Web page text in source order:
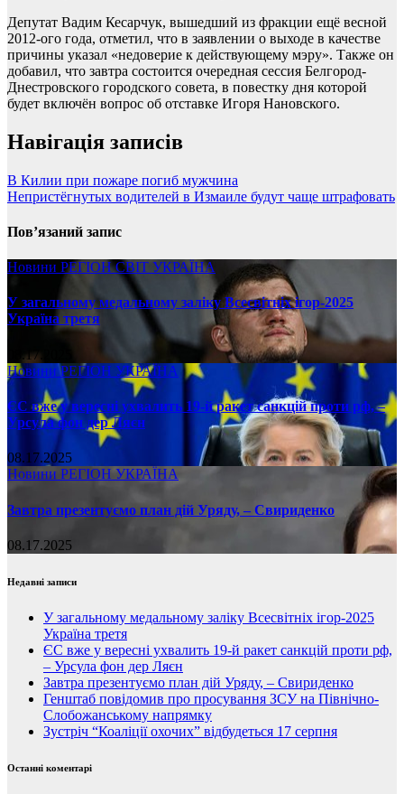
Депутат Вадим Кесарчук, вышедший из фракции ещё весной
2012-ого года, отметил, что в заявлении о выходе в качестве
причины указал «недоверие к действующему мэру». Также он
добавил, что завтра состоится очередная сессия Белгород-
Днестровского городского совета, в повестку дня которой
будет включён вопрос об отставке Игоря Нановского.
Навігація записів
В Килии при пожаре погиб мужчина
Непристёгнутых водителей в Измаиле будут чаще штрафовать
Пов’язаний запис
Новини РЕГІОНСВІТ УКРАЇНА
У загальному медальному заліку Всесвітніх ігор-2025
Україна третя
08.17.2025
НовиниРЕГІОН УКРАЇНА
ЄС вже у вересні ухвалить 19-й ракет санкцій проти рф, –
Урсула фон дер Ляєн
08.17.2025
Новини РЕГІОН УКРАЇНА
Завтра презентуємо план дій Уряду, – Свириденко
08.17.2025
Недавні записи
У загальному медальному заліку Всесвітніх ігор-2025
Україна третя
ЄС вже у вересні ухвалить 19-й ракет санкцій проти рф,
– Урсула фон дер Ляєн
Завтра презентуємо план дій Уряду, – Свириденко
Генштаб повідомив про просування ЗСУ на Північно-
Слобожанському напрямку
Зустріч “Коаліції охочих” відбудеться 17 серпня
Останні коментарі